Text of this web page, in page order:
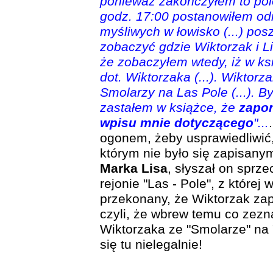
godz. 17:00 postanowiłem
myśliwych w łowisko (...)
zobaczyć gdzie Wiktorzak i
że zobaczyłem wtedy, iż w
dot. Wiktorzaka (...).
Smolarzy na Las Pole (...).
zastałem w książce, że
wpisu mnie dotyczącego"...
ogonem, żeby
którym nie było się
Marka Lisa, słyszał on
rejonie "Las - Pole", z której
przekonany, że Wiktorzak
czyli, że wbrew temu co
Wiktorzaka ze "Smolarze"
się tu nielegalnie!